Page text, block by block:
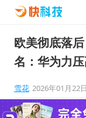
欧美彻底落
名：华为力
雪花 2026年01月22